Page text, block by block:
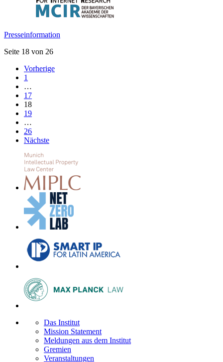
Presseinformation
Seite 18 von 26
Vorherige
1
…
17
18
19
…
26
Nächste
Das Institut
Mission Statement
Meldungen aus dem Institut
Gremien
Veranstaltungen